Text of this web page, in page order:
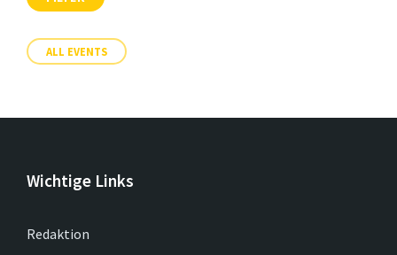
ALL EVENTS
Wichtige Links
Redaktion